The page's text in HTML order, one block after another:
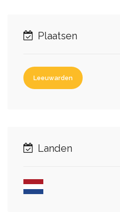
Plaatsen
Leeuwarden
Landen